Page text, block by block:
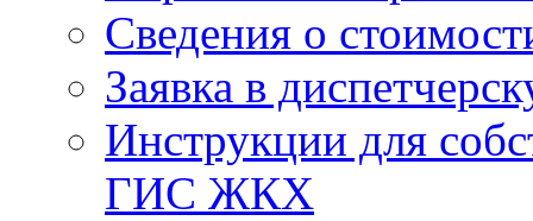
Сведения о
Заявка в
Инструкции для
ГИС ЖКХ